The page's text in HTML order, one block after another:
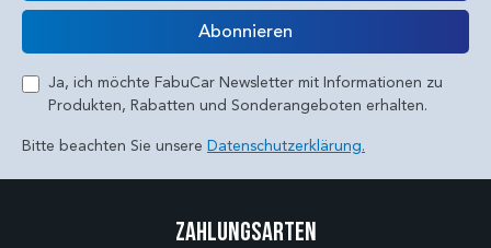
E-Mail
Abonnieren
Ja, ich möchte FabuCar Newsletter mit Informationen zu
Produkten, Rabatten und Sonderangeboten erhalten.
Bitte beachten Sie unsere Datenschutzerklärung.
Zahlungsarten